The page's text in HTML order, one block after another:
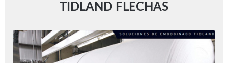
TIDLAND FLECHAS